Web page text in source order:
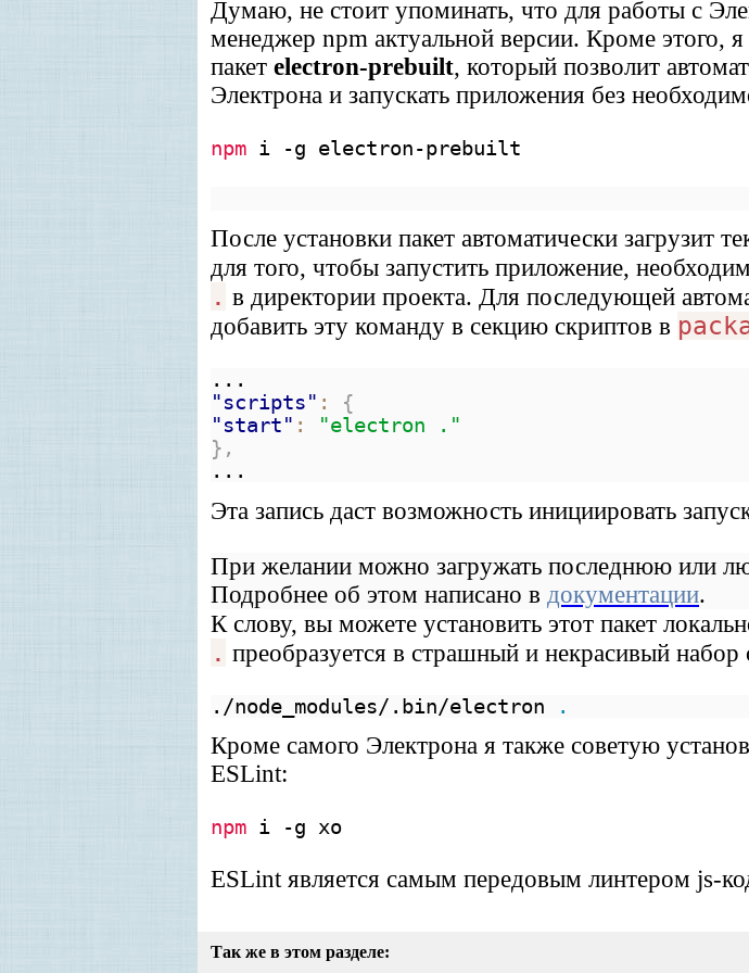
Думаю, не стоит упоминать, что для работы с
менеджер npm актуальной версии. Кроме этого,
пакет electron-prebuilt, который позволит
Электрона и запускать приложения без
npm i -g electron-prebuilt
После установки пакет автоматически загрузит
для того, чтобы запустить приложение,
. в директории проекта. Для последующей
добавить эту команду в секцию скриптов в
...
"scripts" :
{
"start" :
"electron ."
},
...
Эта запись даст возможность инициировать
При желании можно загружать последнюю или
Подробнее об этом написано в документации.
К слову, вы можете установить этот пакет
. преобразуется в страшный и некрасивый набор
./node_modules/.bin/electron .
Кроме самого Электрона я также советую
ESLint:
npm i -g xo
ESLint является самым передовым линтером js-
Так же в этом разделе: